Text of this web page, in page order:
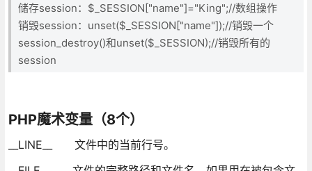
储存session：$_SESSION["name"]="King";//数组操作
销毁session：unset($_SESSION["name"]);//销毁一个
session_destroy()和unset($_SESSION);//销毁所有的
session
PHP魔术变量（8个）
__LINE__ 文件中的当前行号。